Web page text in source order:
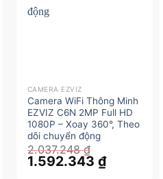
CAMERA EZVIZ
Camera WiFi Thông Minh
EZVIZ C6N 2MP Full HD
1080P – Xoay 360°, Theo
dõi chuyển động
2.037.248₫
Giá
gốc
1.592.343 ₫Giá
hiện